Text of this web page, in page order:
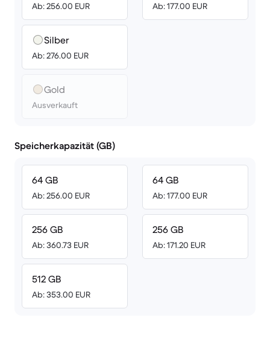
Ab: 256.00 EUR
Silber
Ab: 276.00 EUR
Gold
Ausverkauft
Ab: 177.00 EUR
Speicherkapazität (GB)
64 GB
Ab: 256.00 EUR
256 GB
Ab: 360.73 EUR
512 GB
Ab: 353.00 EUR
64 GB
Ab: 177.00 EUR
256 GB
Ab: 171.20 EUR